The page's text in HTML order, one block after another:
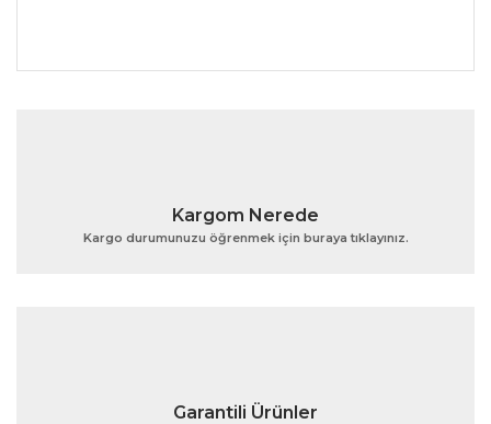
Bu ürünün fiyat bilgisi, resim, ürün açıklamalarında ve
Ürün açıklamasında eksik bilgiler bulunuyor.
Kargom Nerede
Kargo durumunuzu öğrenmek için buraya tıklayınız.
Garantili Ürünler